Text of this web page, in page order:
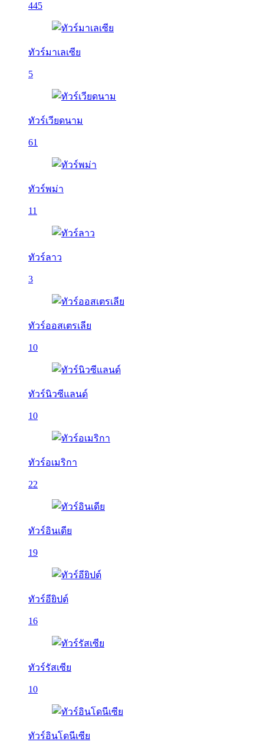
445
ทัวร์มาเลเซีย
5
ทัวร์เวียดนาม
61
ทัวร์พม่า
11
ทัวร์ลาว
3
ทัวร์ออสเตรเลีย
10
ทัวร์นิวซีแลนด์
10
ทัวร์อเมริกา
22
ทัวร์อินเดีย
19
ทัวร์อียิปต์
16
ทัวร์รัสเซีย
10
ทัวร์อินโดนีเซีย